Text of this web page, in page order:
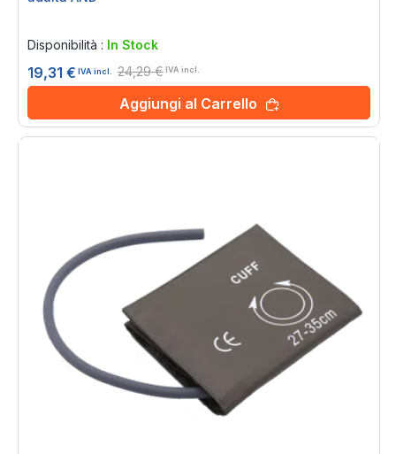
Disponibilità : In Stock
19,31 € IVA incl. 24,29 € IVA incl.
Aggiungi al Carrello